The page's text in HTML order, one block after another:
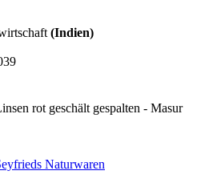
(Indien)
rot geschält gespalten - Masur
Naturwaren